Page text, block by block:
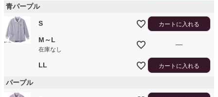
青パープル
S カートに入れる
M～L
在庫なし
—
LL カートに入れる
パープル